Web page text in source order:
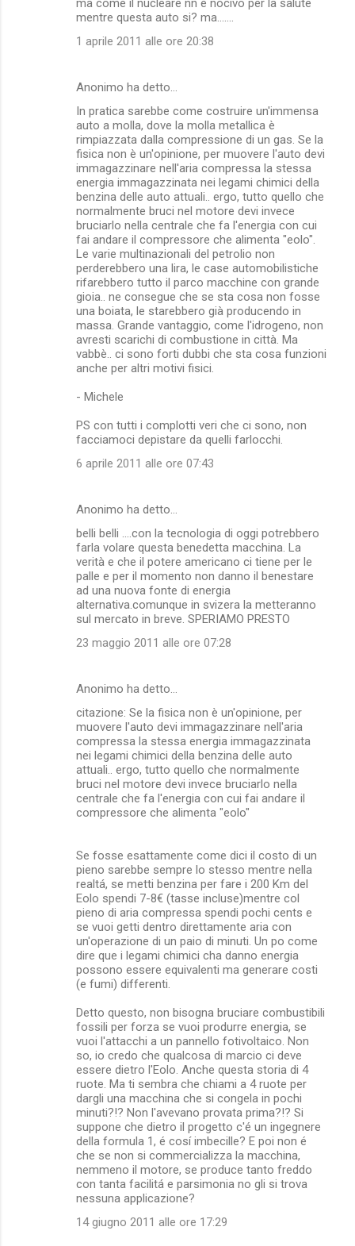
mentre questa auto si? ma.......
1 aprile 2011 alle ore 20:38
Anonimo ha detto…
In pratica sarebbe come costruire un'immensa
auto a molla, dove la molla metallica è
rimpiazzata dalla compressione di un gas. Se la
fisica non è un'opinione, per muovere l'auto devi
immagazzinare nell'aria compressa la stessa
energia immagazzinata nei legami chimici della
benzina delle auto attuali.. ergo, tutto quello che
normalmente bruci nel motore devi invece
bruciarlo nella centrale che fa l'energia con cui
fai andare il compressore che alimenta "eolo".
Le varie multinazionali del petrolio non
perderebbero una lira, le case automobilistiche
rifarebbero tutto il parco macchine con grande
gioia.. ne consegue che se sta cosa non fosse
una boiata, le starebbero già producendo in
massa. Grande vantaggio, come l'idrogeno, non
avresti scarichi di combustione in città. Ma
vabbè.. ci sono forti dubbi che sta cosa funzioni
anche per altri motivi fisici.
- Michele
PS con tutti i complotti veri che ci sono, non
facciamoci depistare da quelli farlocchi.
6 aprile 2011 alle ore 07:43
Anonimo ha detto…
belli belli ....con la tecnologia di oggi potrebbero
farla volare questa benedetta macchina. La
verità e che il potere americano ci tiene per le
palle e per il momento non danno il benestare
ad una nuova fonte di energia
alternativa.comunque in svizera la metteranno
sul mercato in breve. SPERIAMO PRESTO
23 maggio 2011 alle ore 07:28
Anonimo ha detto…
citazione: Se la fisica non è un'opinione, per
muovere l'auto devi immagazzinare nell'aria
compressa la stessa energia immagazzinata
nei legami chimici della benzina delle auto
attuali.. ergo, tutto quello che normalmente
bruci nel motore devi invece bruciarlo nella
centrale che fa l'energia con cui fai andare il
compressore che alimenta "eolo"
Se fosse esattamente come dici il costo di un
pieno sarebbe sempre lo stesso mentre nella
realtá, se metti benzina per fare i 200 Km del
Eolo spendi 7-8€ (tasse incluse)mentre col
pieno di aria compressa spendi pochi cents e
se vuoi getti dentro direttamente aria con
un'operazione di un paio di minuti. Un po come
dire que i legami chimici cha danno energia
possono essere equivalenti ma generare costi
(e fumi) differenti.
Detto questo, non bisogna bruciare combustibili
fossili per forza se vuoi produrre energia, se
vuoi l'attacchi a un pannello fotivoltaico. Non
so, io credo che qualcosa di marcio ci deve
essere dietro l'Eolo. Anche questa storia di 4
ruote. Ma ti sembra che chiami a 4 ruote per
dargli una macchina che si congela in pochi
minuti?!? Non l'avevano provata prima?!? Si
suppone che dietro il progetto c'é un ingegnere
della formula 1, é cosí imbecille? E poi non é
che se non si commercializza la macchina,
nemmeno il motore, se produce tanto freddo
con tanta facilitá e parsimonia no gli si trova
nessuna applicazione?
14 giugno 2011 alle ore 17:29